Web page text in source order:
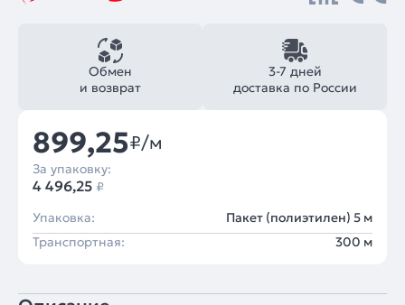
3-7 дней
доставка по России
Обмен
и возврат
899,25₽/м
За упаковку:
4 496,25 ₽
Упаковка:
Пакет (полиэтилен) 5 м
Транспортная:
300 м